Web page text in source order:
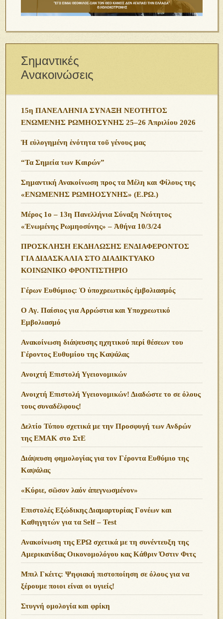
Σημαντικές
Ανακοινώσεις
15η ΠΑΝΕΛΛΗΝΙΑ ΣΥΝΑΞΗ ΝΕΟΤΗΤΟΣ
ΕΝΩΜΕΝΗΣ ΡΩΜΗΟΣΥΝΗΣ 25–26 Ἀπριλίου 2026
Ἡ εὐλογημένη ἑνότητα τοῦ γένους μας
“Τα Σημεία των Καιρών”
Σημαντική Ανακοίνωση προς τα Μέλη και Φίλους της
«ΕΝΩΜΕΝΗΣ ΡΩΜΗΟΣΥΝΗΣ» (Ε.ΡΩ.)
Μέρος 1ο – 13η Πανελλήνια Σύναξη Νεότητος
«Ἑνωμένης Ρωμηοσύνης» – Ἀθήνα 10/3/24
ΠΡΟΣΚΛΗΣΗ ΕΚΔΗΛΩΣΗΣ ΕΝΔΙΑΦΕΡΟΝΤΟΣ
ΓΙΑ ΔΙΔΑΣΚΑΛΙΑ ΣΤΟ ΔΙΑΔΙΚΤΥΑΚΟ
ΚΟΙΝΩΝΙΚΟ ΦΡΟΝΤΙΣΤΗΡΙΟ
Γέρων Ευθύμιος: Ὁ ὑποχρεωτικός ἐμβολιασμός
Ο Αγ. Παίσιος για Αρρώστια και Υποχρεωτικό
Εμβολιασμό
Ανακοίνωση διάψευσης ηχητικού περί θέσεων του
Γέροντος Ευθυμίου της Καψάλας
Ανοιχτή Επιστολή Υγειονομικών
Ανοιχτή Επιστολή Υγειονομικών! Διαδώστε το σε όλους
τους συναδέλφους!
Δελτίο Τύπου σχετικά με την Προσφυγή των Ανδρών
της ΕΜΑΚ στο ΣτΕ
Διάψευση φημολογίας για τον Γέροντα Ευθύμιο της
Καψάλας
«Κύριε, σῶσον λαόν ἀπεγνωσμένον»
Επιστολές Εξώδικης Διαμαρτυρίας Γονέων και
Καθηγητών για τα Self – Test
Ανακοίνωση της ΕΡΩ σχετικά με τη συνέντευξη της
Αμερικανίδας Οικονομολόγου κας Κάθριν Όστιν Φιτς
Μπιλ Γκέιτς: Ψηφιακή πιστοποίηση σε όλους για να
ξέρουμε ποιοι είναι οι υγιείς!
Στυγνή ομολογία και φρίκη